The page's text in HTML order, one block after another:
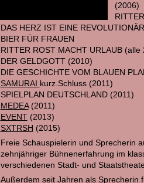
(2006)
DAS HERZ IST EINE
BIER FÜR FRAUEN
RITTER ROST MACHT URLAUB (alle
DER GELDGOTT (2010)
DIE GESCHICHTE VOM BLAUEN
SAMURAI kurz.Schluss (2011)
SPIELPLAN DEUTSCHLAND (2011)
MEDEA(2011)
EVENT(2013)
SXTRSH (2015)
Freie Schauspielerin und Sprecherin
zehnjähriger Bühnenerfahrung im
verschiedenen Stadt- und
Außerdem seit Jahren als Sprecherin